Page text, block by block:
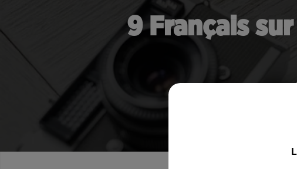
9 Français